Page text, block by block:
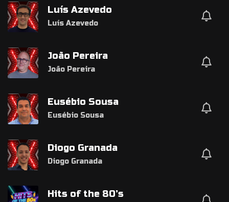
Luís Azevedo
Luís Azevedo
João Pereira
João Pereira
Eusébio Sousa
Eusébio Sousa
Diogo Granada
Diogo Granada
Hits of the 80’s